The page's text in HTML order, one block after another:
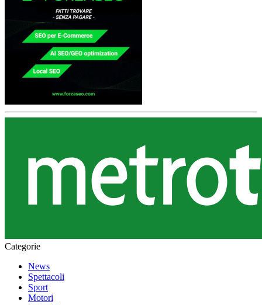
Categorie
News
Spettacoli
Sport
Motori